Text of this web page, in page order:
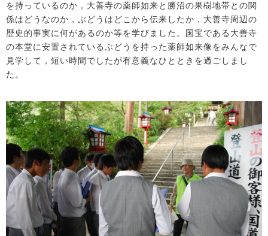
を持っているのか，大善寺の薬師如来と勝沼の果樹地帯との関
係はどうなのか，ぶどうはどこから伝来したか，大善寺周辺の
歴史的事実に何があるのか等を学びました。国宝である大善寺
の本堂に安置されているぶどうを持った薬師如来像をみんなで
見学して，短い時間でしたが有意義なひとときを過ごしまし
た。